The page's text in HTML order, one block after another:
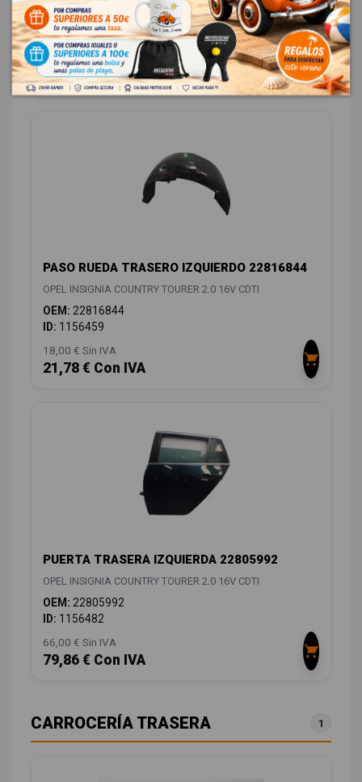
OEM:22966694
ID:1156432
18,00 € Sin IVA
21,78 € Con IVA
PASO RUEDA TRASERO IZQUIERDO 22816844
OPEL INSIGNIA COUNTRY TOURER 2.0 16V CDTI
OEM: 22816844
ID: 1156459
18,00 € Sin IVA
21,78 € Con IVA
PUERTA TRASERA IZQUIERDA 22805992
OPEL INSIGNIA COUNTRY TOURER 2.0 16V CDTI
OEM: 22805992
ID: 1156482
66,00 € Sin IVA
79,86 € Con IVA
CARROCERÍA TRASERA 1